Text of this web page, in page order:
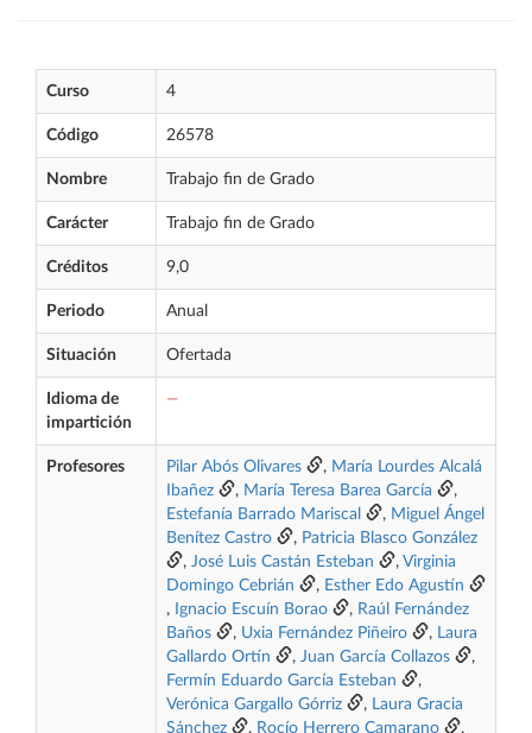
Curso 4
Código 26578
Nombre Trabajo fin de Grado
Carácter Trabajo fin de Grado
Créditos 9,0
Periodo Anual
Situación Ofertada
Idioma de
impartición
—
Profesores Pilar Abós Olivares , María Lourdes Alcalá
Ibañez
, María Teresa Barea García
,
Estefanía Barrado Mariscal
, Miguel Ángel
Benítez Castro
, Patricia Blasco González
, José Luis Castán Esteban , Virginia
Domingo Cebrián
, Esther Edo Agustín
, Ignacio Escuín Borao , Raúl Fernández
Baños
, Uxia Fernández Piñeiro , Laura
Gallardo Ortín
, Juan García Collazos
,
Fermín Eduardo García Esteban
,
Verónica Gargallo Górriz
, Laura Gracia
Sánchez
, Rocío Herrero Camarano
,